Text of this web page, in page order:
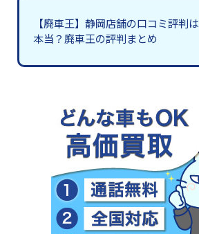
【廃車王】静岡店舗の口コミ評判は
本当？廃車王の評判まとめ